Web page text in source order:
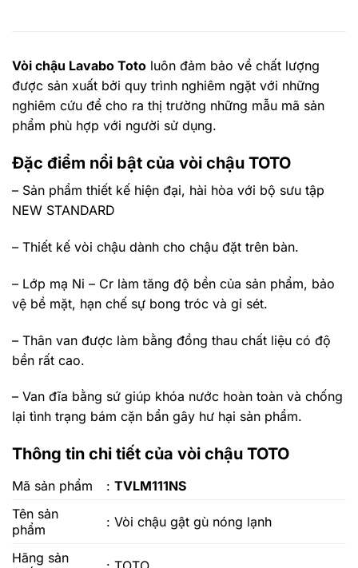
Vòi chậu Lavabo Toto luôn đảm bảo về chất lượng
được sản xuất bởi quy trình nghiêm ngặt với những
nghiêm cứu để cho ra thị trường những mẫu mã sản
phẩm phù hợp với người sử dụng.
Đặc điểm nổi bật của vòi chậu TOTO
– Sản phẩm thiết kế hiện đại, hài hòa với bộ sưu tập
NEW STANDARD
– Thiết kế vòi chậu dành cho chậu đặt trên bàn.
– Lớp mạ Ni – Cr làm tăng độ bền của sản phẩm, bảo
vệ bề mặt, hạn chế sự bong tróc và gỉ sét.
– Thân van được làm bằng đồng thau chất liệu có độ
bền rất cao.
– Van đĩa bằng sứ giúp khóa nước hoàn toàn và chống
lại tình trạng bám cặn bẩn gây hư hại sản phẩm.
Thông tin chi tiết của vòi chậu TOTO
Mã sản phẩm :TVLM111NS
Tên sản
phẩm
: Vòi chậu gật gù nóng lạnh
Hãng sản